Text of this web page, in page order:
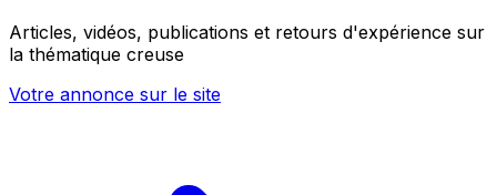
Articles, vidéos, publications et retours d'expérience sur
la thématique creuse
Votre annonce sur le site